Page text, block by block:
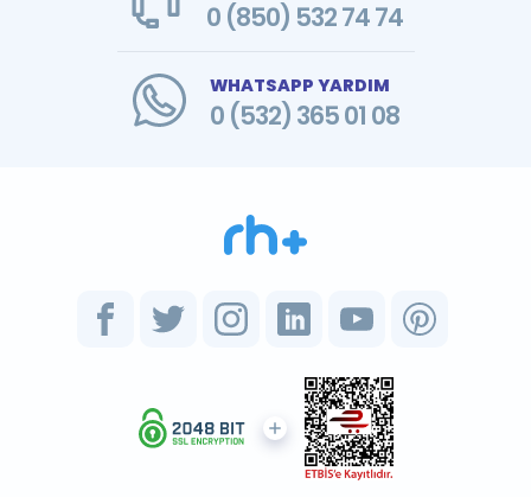
0 (850) 532 74 74
WHATSAPP YARDIM
0 (532) 365 01 08